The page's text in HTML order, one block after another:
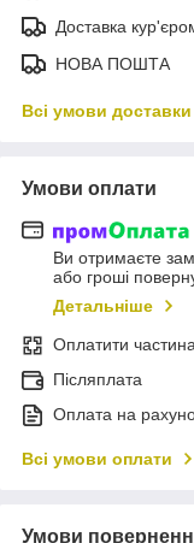
Доставка
НОВА ПОШТА
Всі умови доставки
Умови оплати
Ви отримаєте
або гроші
Детальніше
Оплатити
Післяплата
Оплата на
Всі умови оплати
Умови